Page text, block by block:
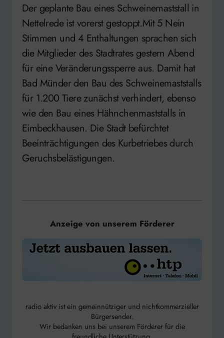
Der geplante Bau eines Schweinemaststall in
Nettelrede ist vorerst gestoppt.Mit 5 Nein
Stimmen und 4 Enthaltungen sprachen sich
die Mitglieder des Stadtrates gestern Abend
für eine Veränderungssperre aus. Damit hat
Bad Münder den Bau des Schweinemaststalls
für 1.200 Tiere zunächst verhindert, ebenso
wie den Bau eines Hähnchenmaststalls in
Eimbeckhausen. Die Stadt befürchtet
Beeinträchtigungen des Kurbetriebes durch
Geruchsbelästigungen.
Anzeige von unserem Förderer
radio aktiv ist ein gemeinnütziger und nichtkommerzieller
Bürgersender.
Wir bedanken uns bei unserem Förderer für die